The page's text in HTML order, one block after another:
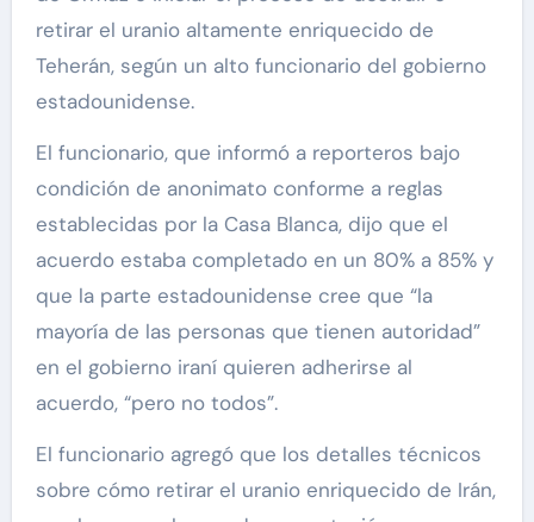
retirar el uranio altamente enriquecido de
Teherán, según un alto funcionario del gobierno
estadounidense.
El funcionario, que informó a reporteros bajo
condición de anonimato conforme a reglas
establecidas por la Casa Blanca, dijo que el
acuerdo estaba completado en un 80% a 85% y
que la parte estadounidense cree que “la
mayoría de las personas que tienen autoridad”
en el gobierno iraní quieren adherirse al
acuerdo, “pero no todos”.
El funcionario agregó que los detalles técnicos
sobre cómo retirar el uranio enriquecido de Irán,